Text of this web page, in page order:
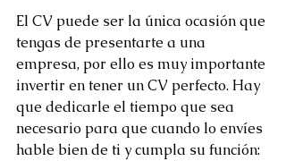
El CV puede ser la única ocasión que
tengas de presentarte a una
empresa, por ello es muy importante
invertir en tener un CV perfecto. Hay
que dedicarle el tiempo que sea
necesario para que cuando lo envíes
hable bien de ti y cumpla su función: